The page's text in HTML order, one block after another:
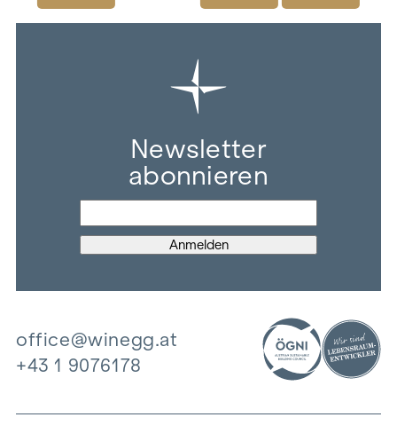
Newsletter
abonnieren
office@winegg.at
+43 1 9076178